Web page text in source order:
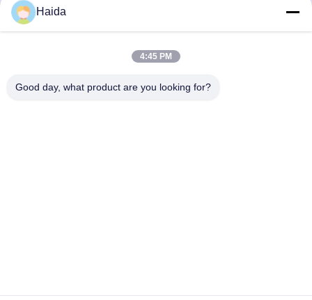
Contactez rapidement
secteur de Nancheng, ville de Dongguan, province du
Haida
4:45 PM
Good day, what product are you looking for?